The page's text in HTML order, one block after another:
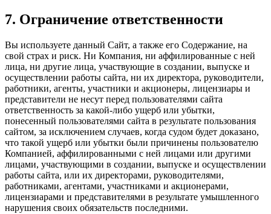
7. Ограничение ответственности
Вы используете данный Сайт, а также его Содержание, на
свой страх и риск. Ни Компания, ни аффилированные с ней
лица, ни другие лица, участвующие в создании, выпуске и
осуществлении работы сайта, ни их директора, руководители,
работники, агенты, участники и акционеры, лицензиары и
представители не несут перед пользователями сайта
ответственность за какой-либо ущерб или убытки,
понесенный пользователями сайта в результате пользования
сайтом, за исключением случаев, когда судом будет доказано,
что такой ущерб или убытки были причинены пользователю
Компанией, аффилированными с ней лицами или другими
лицами, участвующими в создании, выпуске и осуществлении
работы сайта, или их директорами, руководителями,
работниками, агентами, участниками и акционерами,
лицензиарами и представителями в результате умышленного
нарушения своих обязательств последними.